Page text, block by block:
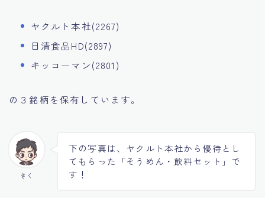
ヤクルト本社(2267)
日清食品HD(2897)
キッコーマン(2801)
の３銘柄を保有しています。
きく
下の写真は、ヤクルト本社から優待とし
てもらった「そうめん・飲料セット」で
す！